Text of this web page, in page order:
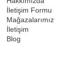
İletişim Formu
Mağazalarımız
İletişim
Blog